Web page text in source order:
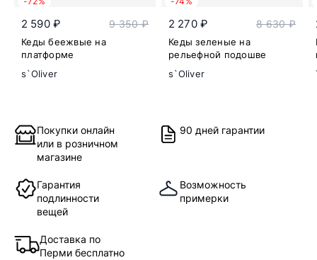
2 590 ₽ 9 350 ₽
Кеды беежвые на
платформе
s`Oliver
2 270 ₽ 8 630 ₽
Кеды зеленые на
рельефной подошве
s`Oliver
Покупки онлайн
или в розничном
магазине
90 дней гарантии
Гарантия
подлинности
вещей
Возможность
примерки
Доставка по
Перми бесплатно